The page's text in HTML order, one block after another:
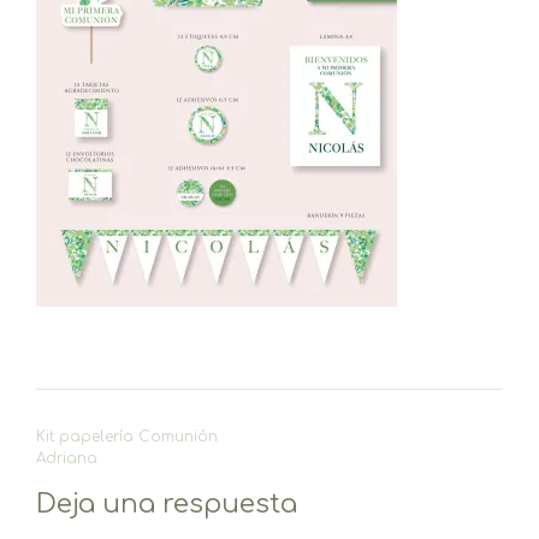
Navegación
de
Kit papelería Comunión
Adriana
Deja una respuesta